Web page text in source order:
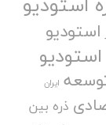
استودیو
استودیو
ایران
ذره بین